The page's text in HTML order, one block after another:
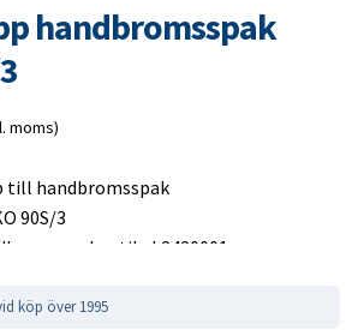
handbromsspak
moms)
till handbromsspak
90S/3
artikel 2420001
köp över 1995